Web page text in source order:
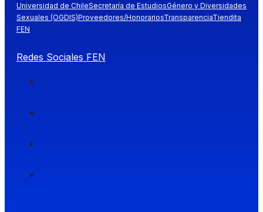
Universidad de ChileSecretaría de EstudiosGénero y Diversidades
Sexuales (OGDIS)Proveedores/HonorariosTransparenciaTiendita
FEN
Redes Sociales FEN